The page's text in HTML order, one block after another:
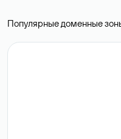
Популярные доменные